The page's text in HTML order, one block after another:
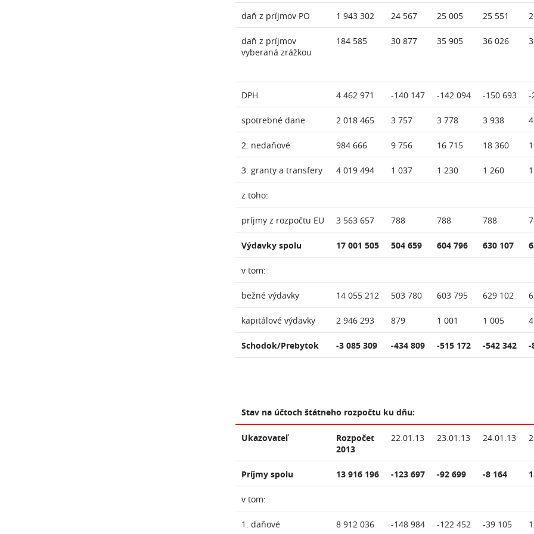
daň z príjmov PO 1 943 302 24 567 25 005 25 551
daň z príjmov
vyberaná zrážkou
184 585 30 877 35 905 36 026
DPH 4 462 971 -140 147 -142 094 -150 693 -
spotrebné dane 2 018 465 3 757 3 778 3 938
2. nedaňové 984 666 9 756 16 715 18 360
3. granty a transfery 4 019 494 1 037 1 230 1 260
z toho:
príjmy z rozpočtu EU 3 563 657 788 788 788
Výdavky spolu 17 001 505 504 659 604 796 630 107
v tom:
bežné výdavky 14 055 212 503 780 603 795 629 102
kapitálové výdavky 2 946 293 879 1 001 1 005
Schodok/Prebytok -3 085 309 -434 809 -515 172 -542 342 -
Stav na účtoch štátneho rozpočtu ku dňu:
Ukazovateľ
Rozpočet
2013
22.01.13 23.01.13 24.01.13
Príjmy spolu 13 916 196 -123 697 -92 699 -8 164
v tom:
1. daňové 8 912 036 -148 984 -122 452 -39 105